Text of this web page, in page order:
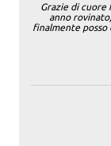
Grazie di
anno
finalmente